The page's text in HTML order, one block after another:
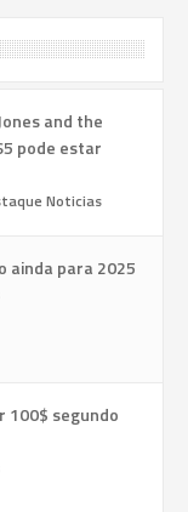
and the
pode estar
Noticias
ainda para 2025
100$ segundo